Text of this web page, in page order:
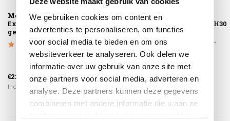
We gebruiken cookies om content en
advertenties te personaliseren, om functies
voor social media te bieden en om ons
websiteverkeer te analyseren. Ook delen we
informatie over uw gebruik van onze site met
onze partners voor social media, adverteren en
analyse. Deze partners kunnen deze gegevens
combineren met andere informatie die u aan ze
Montagelevering -
Extra gemak &
geen afval
€225,00
Incl. btw
Boaz lounge
cm ceramic
middenpoot...
€589,00
€499,00
tuintafel 80xH30
cm ceramic
middenpoot...
€829,00
€699,00